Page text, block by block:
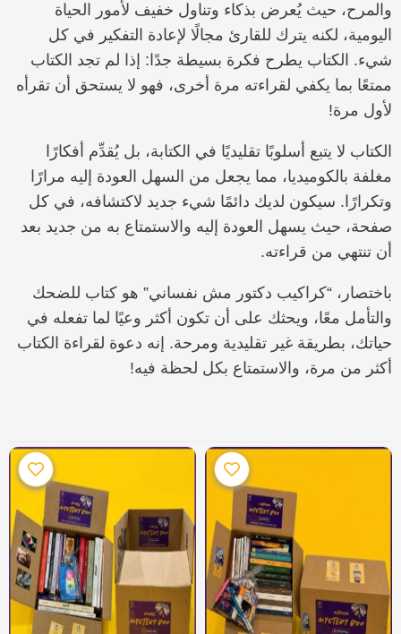
والمرح، حيث يُعرض بذكاء وتناول خفيف لأمور الحياة
اليومية، لكنه يترك للقارئ مجالًا لإعادة التفكير في كل
شيء. الكتاب يطرح فكرة بسيطة جدًا: إذا لم تجد الكتاب
ممتعًا بما يكفي لقراءته مرة أخرى، فهو لا يستحق أن تقرأه
لأول مرة!
الكتاب لا يتبع أسلوبًا تقليديًا في الكتابة، بل يُقدِّم أفكارًا
مغلفة بالكوميديا، مما يجعل من السهل العودة إليه مرارًا
وتكرارًا. سيكون لديك دائمًا شيء جديد لاكتشافه، في كل
صفحة، حيث يسهل العودة إليه والاستمتاع به من جديد بعد
أن تنتهي من قراءته.
باختصار، “كراكيب دكتور مش نفساني” هو كتاب للضحك
والتأمل معًا، ويحثك على أن تكون أكثر وعيًا لما تفعله في
حياتك، بطريقة غير تقليدية ومرحة. إنه دعوة لقراءة الكتاب
أكثر من مرة، والاستمتاع بكل لحظة فيه!